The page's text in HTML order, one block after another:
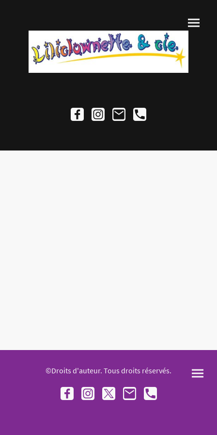
©Droits d'auteur. Tous droits réservés.